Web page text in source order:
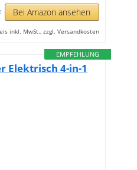
Bei Amazon ansehen
inkl. MwSt., zzgl. Versandkosten
EMPFEHLUNG
Elektrisch 4-in-1